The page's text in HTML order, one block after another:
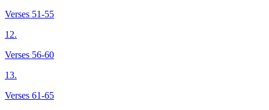
Verses 51-55
12.
Verses 56-60
13.
Verses 61-65